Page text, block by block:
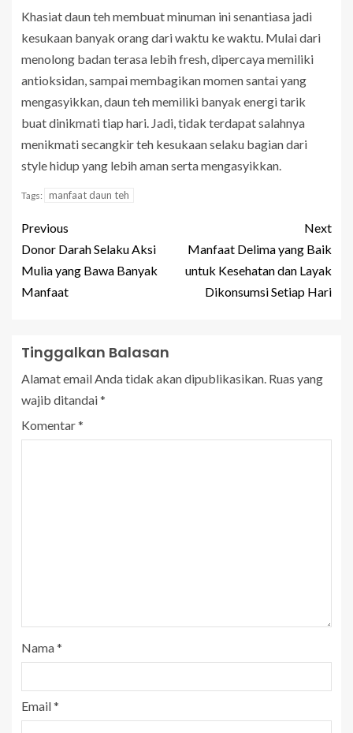
Khasiat daun teh membuat minuman ini senantiasa jadi
kesukaan banyak orang dari waktu ke waktu. Mulai dari
menolong badan terasa lebih fresh, dipercaya memiliki
antioksidan, sampai membagikan momen santai yang
mengasyikkan, daun teh memiliki banyak energi tarik
buat dinikmati tiap hari. Jadi, tidak terdapat salahnya
menikmati secangkir teh kesukaan selaku bagian dari
style hidup yang lebih aman serta mengasyikkan.
Tags: manfaat daun teh
Previous
Donor Darah Selaku Aksi
Mulia yang Bawa Banyak
Manfaat
Next
Manfaat Delima yang Baik
untuk Kesehatan dan Layak
Dikonsumsi Setiap Hari
Tinggalkan Balasan
Alamat email Anda tidak akan dipublikasikan. Ruas yang
wajib ditandai*
Komentar*
Nama*
Email*